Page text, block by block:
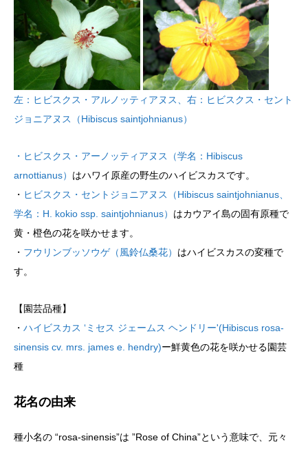
左：ヒビスクス・アルノッティアヌス、右：ヒビスクス・セント
ジョニアヌス（Hibiscus saintjohnianus）
・ ヒビスクス・アーノッティアヌス（学名：Hibiscus
arnottianus） はハワイ原産の野生のハイビスカスです。
・ ヒビスクス・セントジョニアヌス（Hibiscus saintjohnianus、
学名：H. kokio ssp. saintjohnianus） はカウアイ島の固有原種で
黄・橙色の花を咲かせます。
・ フウリンブッソウゲ（風鈴仏桑花） はハイビスカスの変種で
す。
【園芸品種】
・ ハイビスカス ‘ミセス ジェームス ヘンドリー'(Hibiscus rosa-
sinensis cv. mrs. james e. hendry)ー鮮黄色の花を咲かせる園芸
種
花名の由来
種小名の “rosa-sinensis”は ”Rose of China”という意味で、元々